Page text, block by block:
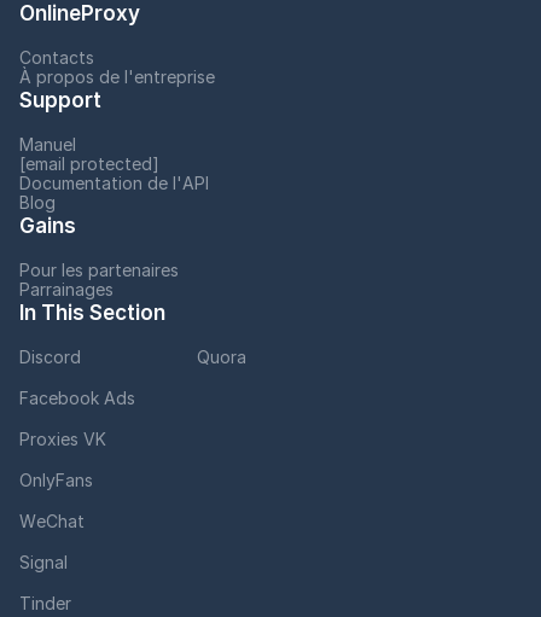
OnlineProxy
Contacts
À propos de l'entreprise
Support
Manuel
[email protected]
Documentation de l'API
Blog
Gains
Pour les partenaires
Parrainages
In This Section
Discord
Facebook Ads
Proxies VK
OnlyFans
WeChat
Signal
Tinder
Quora